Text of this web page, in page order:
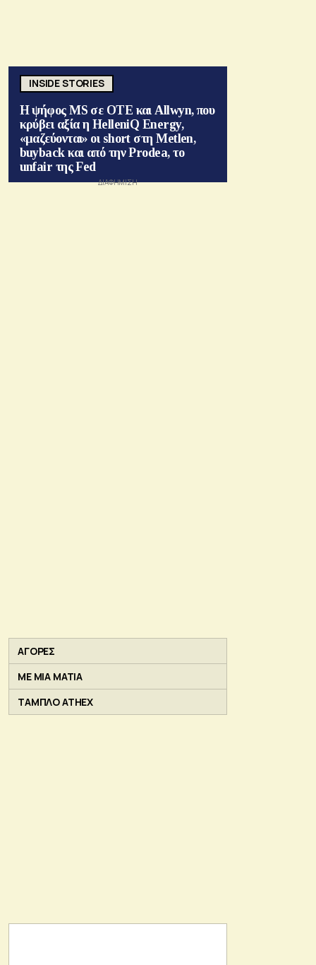
INSIDE STORIES
Η ψήφος MS σε ΟΤΕ και Allwyn, που
κρύβει αξία η HelleniQ Energy,
«μαζεύονται» οι short στη Metlen,
buyback και από την Prodea, το
unfair της Fed
ΑΓΟΡΕΣ
ΜΕ ΜΙΑ ΜΑΤΙΑ
ΤΑΜΠΛΟ ATHEX